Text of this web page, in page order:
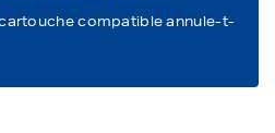
compatible annule-t-